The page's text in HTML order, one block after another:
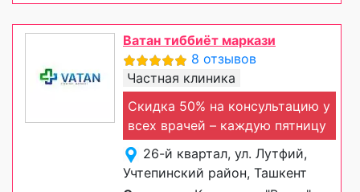
Ватан тиббиёт маркази
8 отзывов
Частная клиника
Скидка 50% на консультацию у
всех врачей – каждую пятницу
26-й квартал, ул. Лутфий,
Учтепинский район, Ташкент